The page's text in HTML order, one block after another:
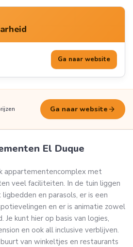
Ga naar website
Ga naar website arrow_forward
El Duque
appartementencomplex met
veel faciliteiten. In de tuin liggen
en parasols, er is een
en er is animatie zowel
Je kunt hier op basis van logies,
en ook all inclusive verblijven.
van winkeltjes en restaurants